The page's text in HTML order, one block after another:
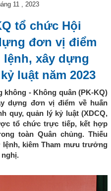
11 , 2023
tổ chức Hội
đơn vị điểm
lệnh, xây dựng
luật năm 2023
không - Không quân (PK-KQ)
dựng đơn vị điểm về huấn
quy, quản lý kỷ luật (XDCQ,
tổ chức trực tiếp, kết hợp
toàn Quân chủng. Thiếu
kiêm Tham mưu trưởng
nghị.